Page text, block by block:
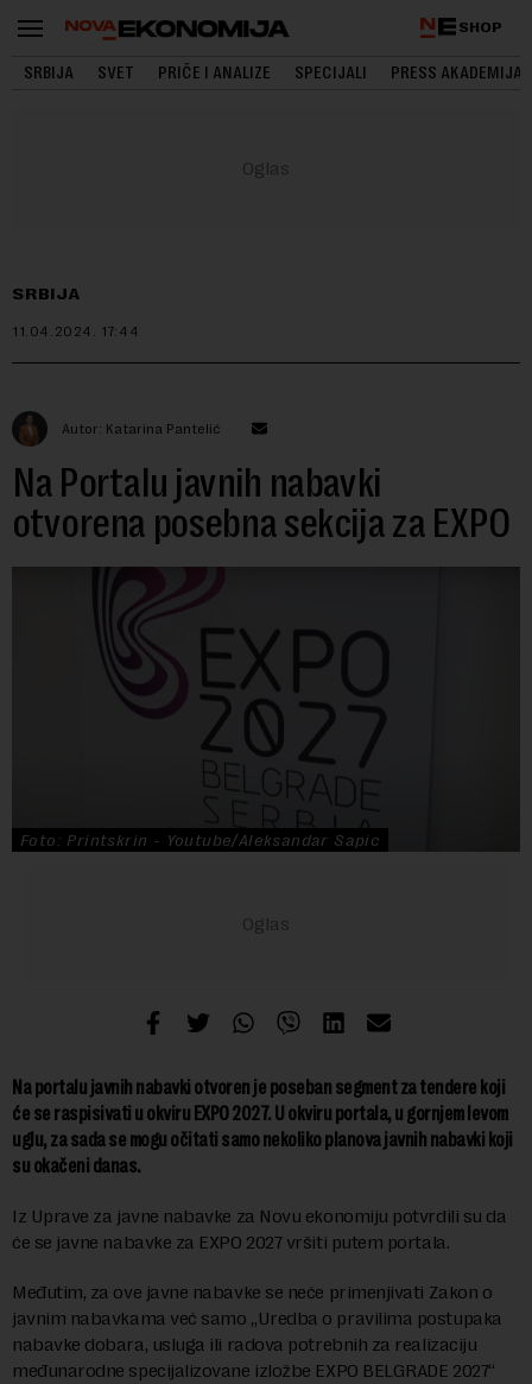
SHOP
SRBIJA SVET PRIČE I ANALIZE SPECIJALI PRESS AKADEMIJA
SRBIJA
11.04.2024. 17:44
Autor: Katarina Pantelić
Na Portalu javnih nabavki
otvorena posebna sekcija za EXPO
Foto: Printskrin - Youtube/Aleksandar Sapic
Na portalu javnih nabavki otvoren je poseban segment za tendere koji
će se raspisivati u okviru EXPO 2027. U okviru portala, u gornjem levom
uglu, za sada se mogu očitati samo nekoliko planova javnih nabavki koji
su okačeni danas.
Iz Uprave za javne nabavke za Novu ekonomiju potvrdili su da
će se javne nabavke za EXPO 2027 vršiti putem portala.
Međutim, za ove javne nabavke se neće primenjivati Zakon o
javnim nabavkama već samo „Uredba o pravilima postupaka
nabavke dobara, usluga ili radova potrebnih za realizaciju
međunarodne specijalizovane izložbe EXPO BELGRADE 2027“